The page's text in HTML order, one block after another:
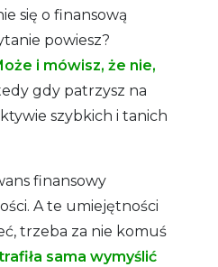
się o finansową
powiesz?
i mówisz, że nie,
gdy patrzysz na
szybkich i tanich
finansowy
A te umiejętności
trzeba za nie komuś
sama wymyślić